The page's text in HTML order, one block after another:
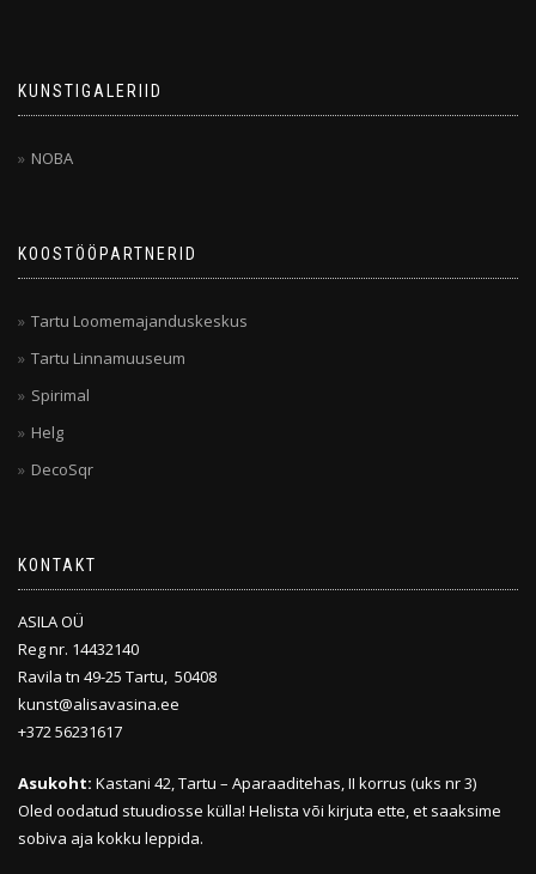
KUNSTIGALERIID
NOBA
KOOSTÖÖPARTNERID
Tartu Loomemajanduskeskus
Tartu Linnamuuseum
Spirimal
Helg
DecoSqr
KONTAKT
ASILA OÜ
Reg nr. 14432140
Ravila tn 49-25 Tartu, 50408
kunst@alisavasina.ee
+372 56231617
Asukoht: Kastani 42, Tartu – Aparaaditehas, II korrus (uks nr 3)
Oled oodatud stuudiosse külla! Helista või kirjuta ette, et saaksime
sobiva aja kokku leppida.